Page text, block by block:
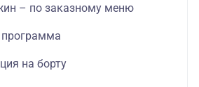
– по заказному меню
программа
на борту